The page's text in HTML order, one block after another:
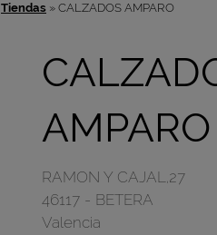
Tiendas » CALZADOS AMPARO
AMPARO
RAMON Y CAJAL,27
46117 - BETERA
Valencia